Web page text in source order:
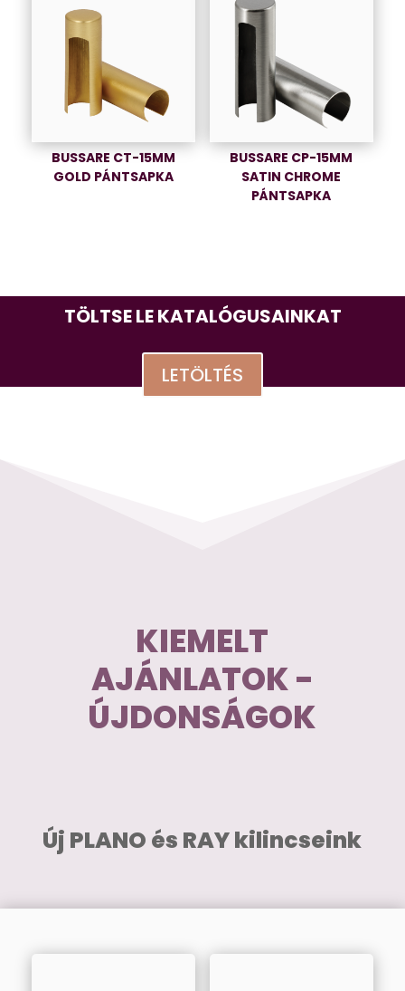
BUSSARE CT-15MM
GOLD PÁNTSAPKA
BUSSARE CP-15MM
SATIN CHROME
PÁNTSAPKA
TÖLTSE LE KATALÓGUSAINKAT
LETÖLTÉS
KIEMELT
AJÁNLATOK -
ÚJDONSÁGOK
Új PLANO és RAY kilincseink